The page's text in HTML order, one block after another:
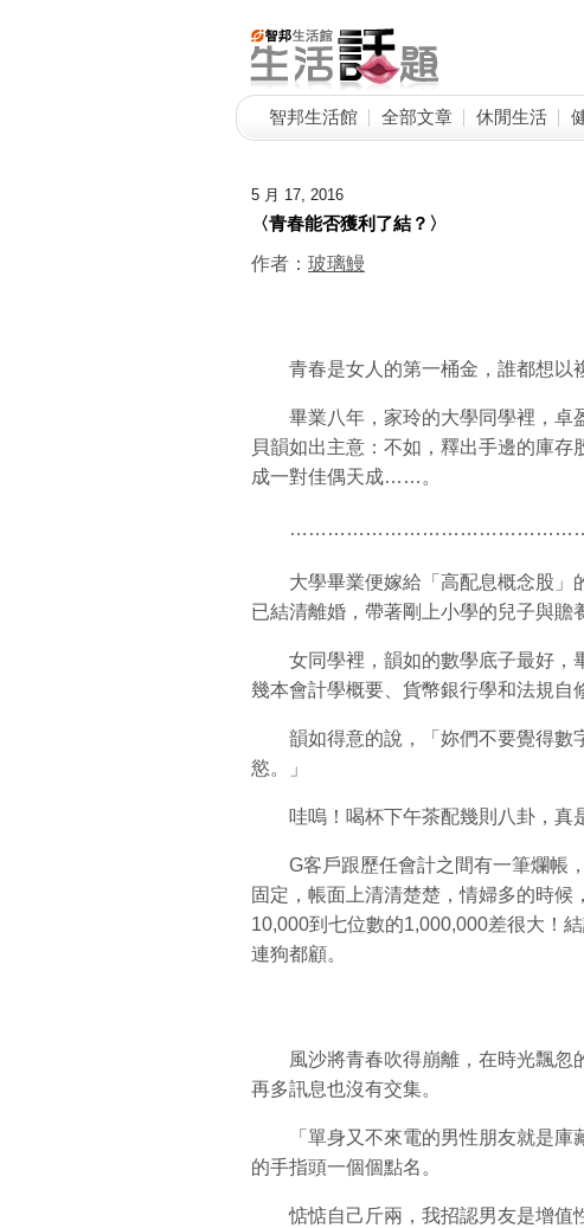
智邦生活館 全部文章 休閒生活
5 月 17, 2016
〈青春能否獲利了結？〉
作者： 玻璃鰻
青春是女人的第一桶金，誰都想以複
畢業八年，家玲的大學同學裡，卓
貝韻如出主意：不如，釋出手邊的庫
成一對佳偶天成……。
大學畢業便嫁給「高配息概念股」
已結清離婚，帶著剛上小學的兒子與贍
女同學裡，韻如的數學底子最好，
幾本會計學概要、貨幣銀行學和法規自
韻如得意的說，「妳們不要覺得數
慾。」
哇嗚！喝杯下午茶配幾則八卦，真是
G客戶跟歷任會計之間有一筆爛帳，
固定，帳面上清清楚楚，情婦多的時
10,000到七位數的1,000,000差很大！
連狗都顧。
風沙將青春吹得崩離，在時光飄忽
再多訊息也沒有交集。
「單身又不來電的男性朋友就是庫
的手指頭一個個點名。
惦惦自己斤兩，我招認男友是增值性